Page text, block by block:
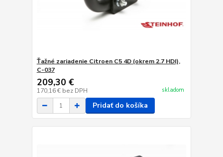
Ťažné zariadenie Citroen C5 4D (okrem 2.7 HDI),
C-037
209,30 €
170,16 € bez DPH skladom
Pridať do košíka